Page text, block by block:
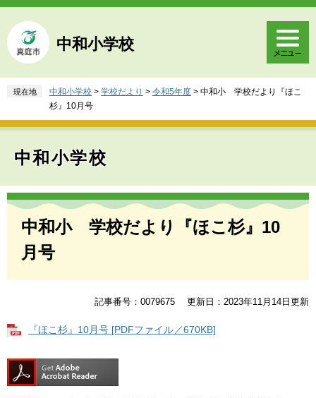
ペ
ジ
の
頭
。
メ
ュ
ー
飛
て
中和小学校
現在地 中和小学校 > 学校だより > 令和5年度 > 中和小 学校だより『ほこ
杉』10月号
中和小学校
本
中和小 学校だより『ほこ杉』10
月号
記事番号：0079675 更新日：2023年11月14日更新
『ほこ杉』10月号 [PDFファイル／670KB]